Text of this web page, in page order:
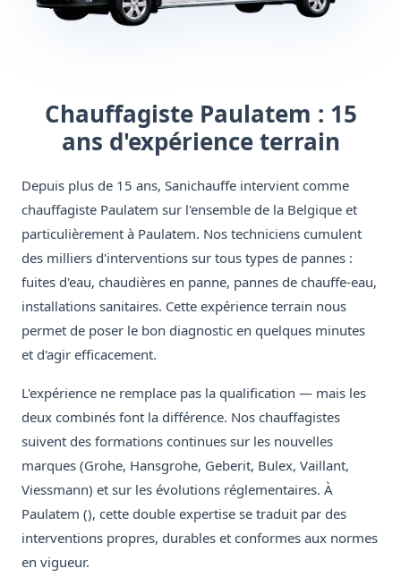
Chauffagiste Paulatem : 15
ans d'expérience terrain
Depuis plus de 15 ans, Sanichauffe intervient comme
chauffagiste Paulatem sur l'ensemble de la Belgique et
particulièrement à Paulatem. Nos techniciens cumulent
des milliers d'interventions sur tous types de pannes :
fuites d'eau, chaudières en panne, pannes de chauffe-eau,
installations sanitaires. Cette expérience terrain nous
permet de poser le bon diagnostic en quelques minutes
et d'agir efficacement.
L'expérience ne remplace pas la qualification — mais les
deux combinés font la différence. Nos chauffagistes
suivent des formations continues sur les nouvelles
marques (Grohe, Hansgrohe, Geberit, Bulex, Vaillant,
Viessmann) et sur les évolutions réglementaires. À
Paulatem (), cette double expertise se traduit par des
interventions propres, durables et conformes aux normes
en vigueur.